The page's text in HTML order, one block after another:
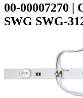
00-00007270 |
SWG SWG-